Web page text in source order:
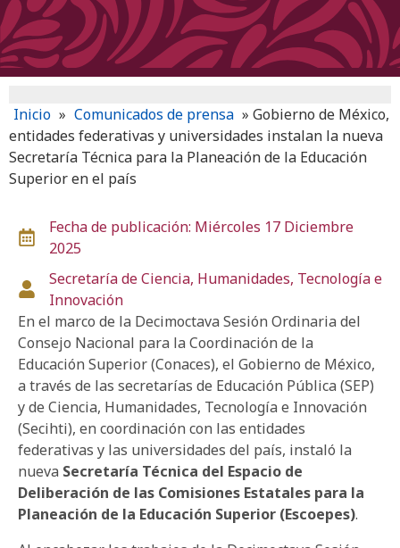
Inicio » Comunicados de prensa » Gobierno de México,
entidades federativas y universidades instalan la nueva
Secretaría Técnica para la Planeación de la Educación
Superior en el país
Fecha de publicación: Miércoles 17 Diciembre
2025
Secretaría de Ciencia, Humanidades, Tecnología e
Innovación
En el marco de la Decimoctava Sesión Ordinaria del
Consejo Nacional para la Coordinación de la
Educación Superior (Conaces), el Gobierno de México,
a través de las secretarías de Educación Pública (SEP)
y de Ciencia, Humanidades, Tecnología e Innovación
(Secihti), en coordinación con las entidades
federativas y las universidades del país, instaló la
nueva Secretaría Técnica del Espacio de
Deliberación de las Comisiones Estatales para la
Planeación de la Educación Superior (Escoepes).